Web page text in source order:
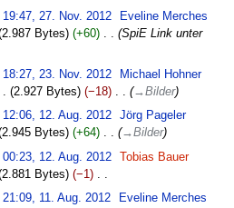
19:47, 27. Nov. 2012
Eveline Merches
2.987 Bytes +60 ‎
SpiE Link unter
18:27, 23. Nov. 2012
Michael Hohner
2.927 Bytes −18 ‎ →Bilder
12:06, 12. Aug. 2012
Jörg Pageler
2.945 Bytes +64 ‎ →Bilder
00:23, 12. Aug. 2012
Tobias Bauer
2.881 Bytes −1 ‎
21:09, 11. Aug. 2012
Eveline Merches